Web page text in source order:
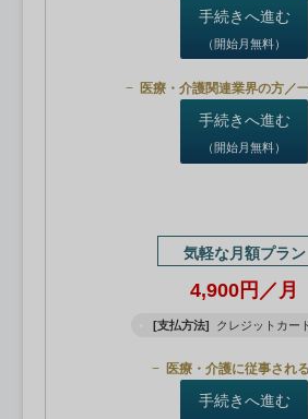
手続きへ進む
（開始月無料）
医療・介護関連業界の方／
手続きへ進む
（開始月無料）
気軽な月額プラン
4,900円／月
[支払方法] クレジットカー
医療・介護に従事され
手続きへ進む